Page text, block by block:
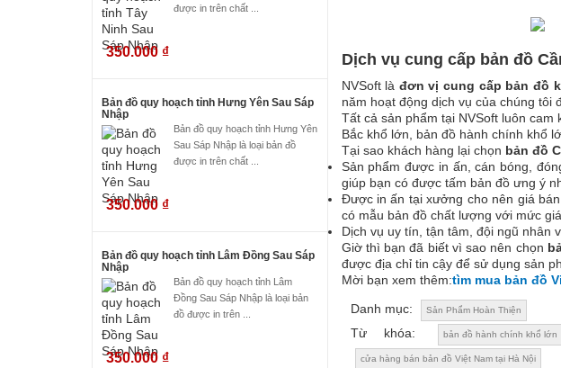
được in trên chất ...
350.000 ₫
Bản đồ quy hoạch tỉnh Hưng Yên Sau Sáp
Nhập
Bản đồ quy hoạch tỉnh Hưng Yên
Sau Sáp Nhập là loại bản đồ
được in trên chất ...
350.000 ₫
Bản đồ quy hoạch tỉnh Lâm Đồng Sau Sáp
Nhập
Bản đồ quy hoạch tỉnh Lâm
Đồng Sau Sáp Nhập là loại bản
đồ được in trên ...
350.000 ₫
Dịch vụ cung cấp bản đồ
NVSoft là đơn vị cung cấp bản đồ
năm hoạt động dịch vụ của chúng tôi
Tất cả sản phẩm tại NVSoft luôn
Bắc khổ lớn, bản đồ hành chính khổ
Tại sao khách hàng lại chọn bản đồ
Sản phẩm được in ấn, cán bóng,
giúp bạn có được tấm bản đồ ưng ý
Được in ấn tại xưởng cho nên giá
có mẫu bản đồ chất lượng với mức
Dịch vụ uy tín, tận tâm, đội ngũ nhân
Giờ thì bạn đã biết vì sao nên chọn
được địa chỉ tin cậy để sử dụng sản
Mời bạn xem thêm:tìm mua bản đồ
Danh mục:
Sản Phẩm Hoàn Thiện
Từ khóa: bản đồ hành chính khổ lớn
cửa hàng bán bản đồ Việt Nam tại Hà Nội